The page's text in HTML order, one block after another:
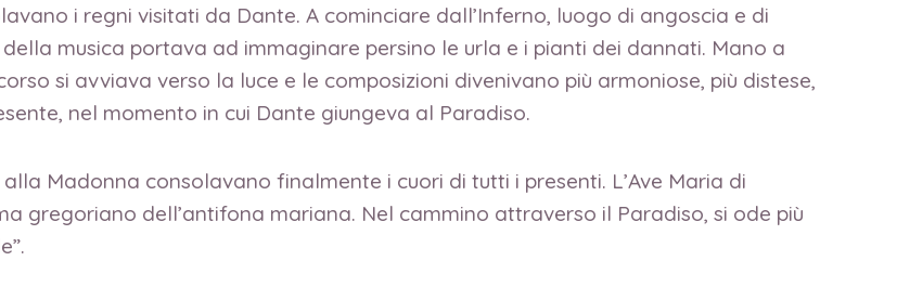
i regni visitati da Dante. A cominciare dall’Inferno, luogo di angoscia e di
musica portava ad immaginare persino le urla e i pianti dei dannati. Mano a
si avviava verso la luce e le composizioni divenivano più armoniose, più distese,
nel momento in cui Dante giungeva al Paradiso.
Madonna consolavano finalmente i cuori di tutti i presenti. L’Ave Maria di
gregoriano dell’antifona mariana. Nel cammino attraverso il Paradiso, si ode più